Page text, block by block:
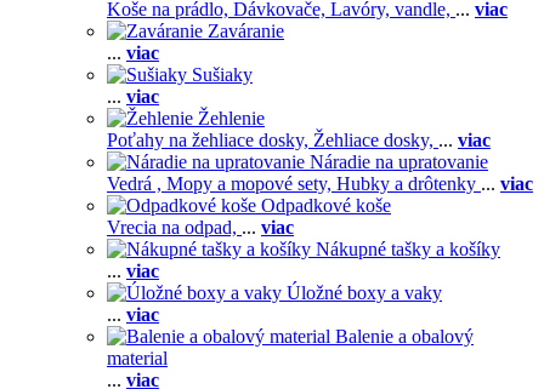
Koše na prádlo, Dávkovače, Lavóry, vandle, ... viac
Zaváranie
... viac
Sušiaky
... viac
Žehlenie
Poťahy na žehliace dosky, Žehliace dosky, ... viac
Náradie na upratovanie
Vedrá , Mopy a mopové sety, Hubky a drôtenky ... viac
Odpadkové koše
Vrecia na odpad, ... viac
Nákupné tašky a košíky
... viac
Úložné boxy a vaky
... viac
Balenie a obalový
material
... viac